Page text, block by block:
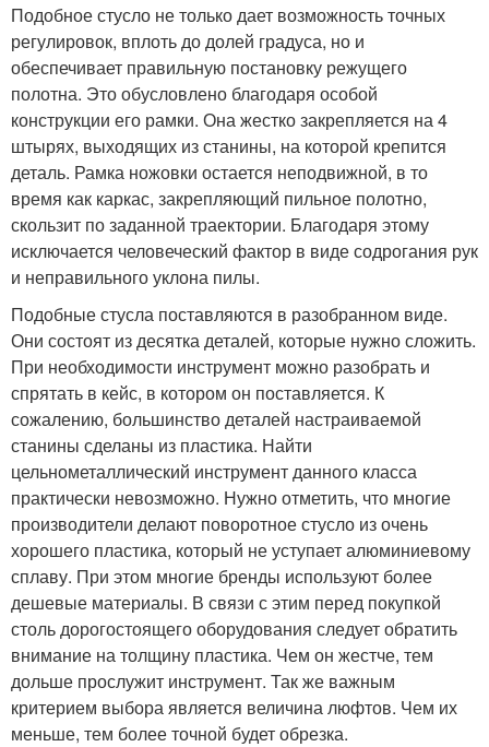
Подобное стусло не только дает возможность точных
регулировок, вплоть до долей градуса, но и
обеспечивает правильную постановку режущего
полотна. Это обусловлено благодаря особой
конструкции его рамки. Она жестко закрепляется на 4
штырях, выходящих из станины, на которой крепится
деталь. Рамка ножовки остается неподвижной, в то
время как каркас, закрепляющий пильное полотно,
скользит по заданной траектории. Благодаря этому
исключается человеческий фактор в виде содрогания рук
и неправильного уклона пилы.
Подобные стусла поставляются в разобранном виде.
Они состоят из десятка деталей, которые нужно сложить.
При необходимости инструмент можно разобрать и
спрятать в кейс, в котором он поставляется. К
сожалению, большинство деталей настраиваемой
станины сделаны из пластика. Найти
цельнометаллический инструмент данного класса
практически невозможно. Нужно отметить, что многие
производители делают поворотное стусло из очень
хорошего пластика, который не уступает алюминиевому
сплаву. При этом многие бренды используют более
дешевые материалы. В связи с этим перед покупкой
столь дорогостоящего оборудования следует обратить
внимание на толщину пластика. Чем он жестче, тем
дольше прослужит инструмент. Так же важным
критерием выбора является величина люфтов. Чем их
меньше, тем более точной будет обрезка.